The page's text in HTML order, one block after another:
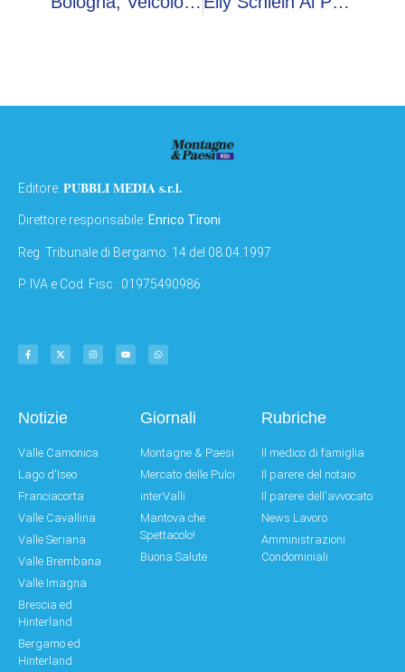
Editore: PUBBLI MEDIA s.r.l.
Direttore responsabile: Enrico Tironi
Reg: Tribunale di Bergamo: 14 del 08.04.1997
P. IVA e Cod. Fisc.: 01975490986
Notizie
Valle Camonica
Lago d'Iseo
Franciacorta
Valle Cavallina
Valle Seriana
Valle Brembana
Valle Imagna
Brescia ed
Hinterland
Bergamo ed
Hinterland
Giornali
Montagne & Paesi
Mercato delle Pulci
interValli
Mantova che
Spettacolo!
Buona Salute
Rubriche
Il medico di famiglia
Il parere del notaio
Il parere dell'avvocato
News Lavoro
Amministrazioni
Condominiali